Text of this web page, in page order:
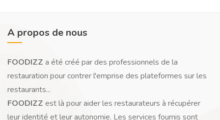
A propos de nous
FOODIZZ a été créé par des professionnels de la
restauration pour contrer l'emprise des plateformes sur les
restaurants...
FOODIZZ est là pour aider les restaurateurs à récupérer
leur identité et leur autonomie. Les services fournis sont